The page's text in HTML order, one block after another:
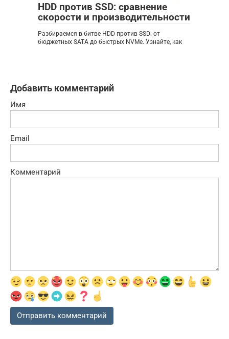
HDD против SSD: сравнение
скорости и производительности
Разбираемся в битве HDD против SSD: от
бюджетных SATA до быстрых NVMe. Узнайте, как
Добавить комментарий
Имя
Email
Комментарий